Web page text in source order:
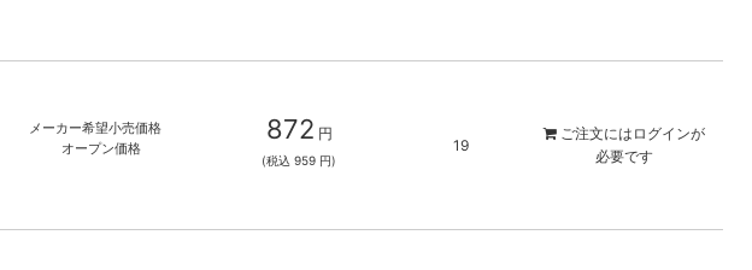
メーカー希望小売価格
オープン価格
872 円
(税込 959 円)
19
ご注文には ログインが
必要です